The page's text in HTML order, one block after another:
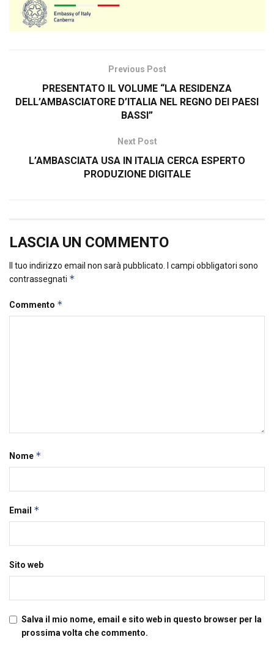
Previous Post
PRESENTATO IL VOLUME “LA RESIDENZA
DELL’AMBASCIATORE D’ITALIA NEL REGNO DEI PAESI
BASSI”
Next Post
L’AMBASCIATA USA IN ITALIA CERCA ESPERTO
PRODUZIONE DIGITALE
LASCIA UN COMMENTO
Il tuo indirizzo email non sarà pubblicato.
I campi obbligatori sono
contrassegnati *
Commento *
Nome *
Email *
Sito web
Salva il mio nome, email e sito web in questo browser per la
prossima volta che commento.